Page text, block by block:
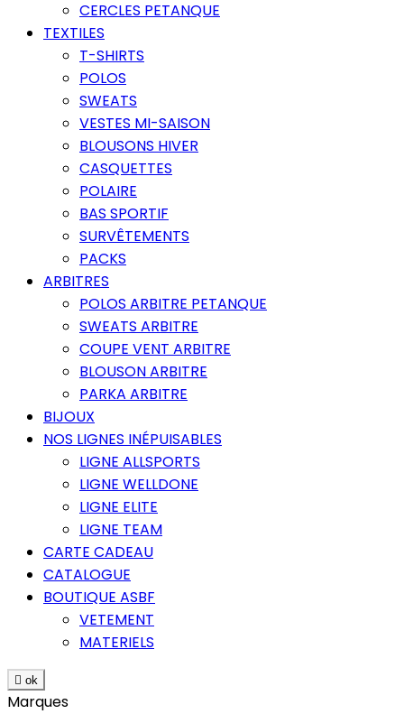
CERCLES PETANQUE
TEXTILES
T-SHIRTS
POLOS
SWEATS
VESTES MI-SAISON
BLOUSONS HIVER
CASQUETTES
POLAIRE
BAS SPORTIF
SURVÊTEMENTS
PACKS
ARBITRES
POLOS ARBITRE PETANQUE
SWEATS ARBITRE
COUPE VENT ARBITRE
BLOUSON ARBITRE
PARKA ARBITRE
BIJOUX
NOS LIGNES INÉPUISABLES
LIGNE ALLSPORTS
LIGNE WELLDONE
LIGNE ELITE
LIGNE TEAM
CARTE CADEAU
CATALOGUE
BOUTIQUE ASBF
VETEMENT
MATERIELS
 ok
Marques